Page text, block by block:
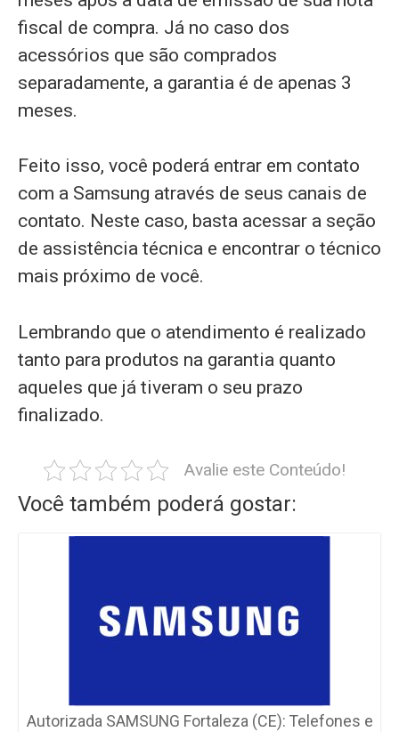
fiscal de compra. Já no caso dos
acessórios que são comprados
separadamente, a garantia é de apenas 3
meses.
Feito isso, você poderá entrar em contato
com a Samsung através de seus canais de
contato. Neste caso, basta acessar a seção
de assistência técnica e encontrar o técnico
mais próximo de você.
Lembrando que o atendimento é realizado
tanto para produtos na garantia quanto
aqueles que já tiveram o seu prazo
finalizado.
Avalie este Conteúdo!
Você também poderá gostar:
Autorizada SAMSUNG Fortaleza (CE): Telefones e